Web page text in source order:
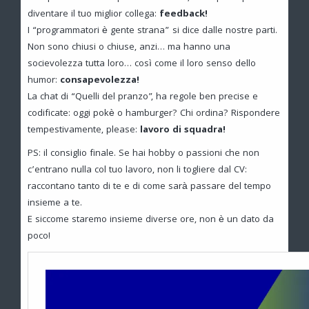
diventare il tuo miglior collega: feedback!
I “programmatori è gente strana” si dice dalle nostre parti.
Non sono chiusi o chiuse, anzi… ma hanno una
socievolezza tutta loro… così come il loro senso dello
humor: consapevolezza!
La chat di “Quelli del pranzo”, ha regole ben precise e
codificate: oggi pokè o hamburger? Chi ordina? Rispondere
tempestivamente, please: lavoro di squadra!
PS: il consiglio finale. Se hai hobby o passioni che non
c’entrano nulla col tuo lavoro, non li togliere dal CV:
raccontano tanto di te e di come sarà passare del tempo
insieme a te.
E siccome staremo insieme diverse ore, non è un dato da
poco!